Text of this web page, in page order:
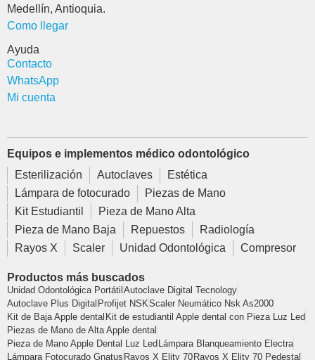
Medellín, Antioquia.
Como llegar
Ayuda
Contacto
WhatsApp
Mi cuenta
Equipos e implementos médico odontológico
Esterilización
Autoclaves
Estética
Lámpara de fotocurado
Piezas de Mano
Kit Estudiantil
Pieza de Mano Alta
Pieza de Mano Baja
Repuestos
Radiología
Rayos X
Scaler Unidad Odontológica Compresor
Productos más buscados
Unidad Odontológica Portátil Autoclave Digital Tecnology
Autoclave Plus Digital Profijet NSKScaler Neumático Nsk As2000
Kit de Baja Apple dental Kit de estudiantil Apple dental con Pieza Luz Led
Piezas de Mano de Alta Apple dental
Pieza de Mano Apple Dental Luz Led Lámpara Blanqueamiento Electra
Lámpara Fotocurado Gnatus Rayos X Elity 70 Rayos X Elity 70 Pedestal